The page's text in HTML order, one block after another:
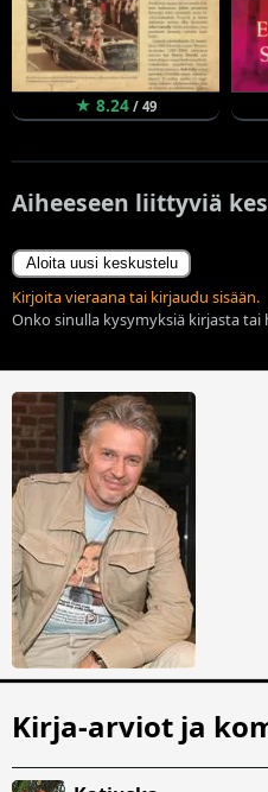
★ 8.24 / 49
Aiheeseen liittyviä
Aloita uusi keskustelu
Kirjoita vieraana tai kirjaudu sisään.
Onko sinulla kysymyksiä kirjasta
Kirja-arviot ja